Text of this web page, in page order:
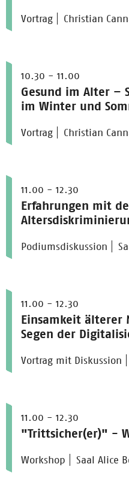
Vortrag Christian
10.30 - 11.00
Gesund im Alter –
im Winter und
Vortrag Christian
11.00 - 12.30
Erfahrungen mit
Podiumsdiskussion
11.00 - 12.30
Einsamkeit älterer
Segen der
Vortrag mit Diskussion
11.00 - 12.30
"Trittsicher(er)" -
Workshop Saal Alice